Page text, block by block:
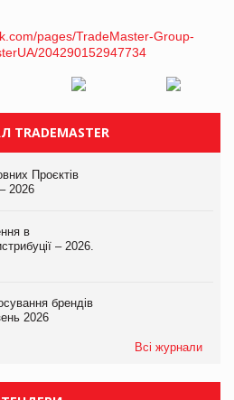
TRADEMASTER
Проєктів
2026
в
– 2026.
брендів
2026
Всі журнали